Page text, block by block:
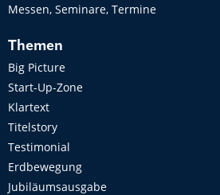
Messen, Seminare, Termine
Themen
Big Picture
Start-Up-Zone
Klartext
Titelstory
Testimonial
Erdbewegung
Jubiläumsausgabe